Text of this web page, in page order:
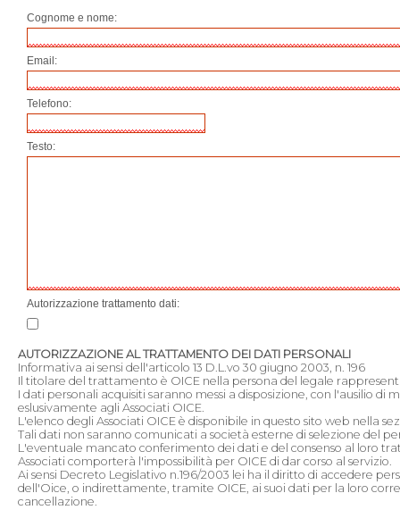
Cognome e nome:
Email:
Telefono:
Testo:
Autorizzazione trattamento dati:
AUTORIZZAZIONE AL TRATTAMENTO DEI DATI PERSONALI
Informativa ai sensi dell'articolo 13 D.L.vo 30 giugno 2003, n. 196
Il titolare del trattamento è OICE nella persona del legale
I dati personali acquisiti saranno messi a disposizione, con l'ausilio
eslusivamente agli Associati OICE.
L'elenco degli Associati OICE è disponibile in questo sito web nella
Tali dati non saranno comunicati a società esterne di selezione del
L'eventuale mancato conferimento dei dati e del consenso al loro
Associati comporterà l'impossibilità per OICE di dar corso al servizio.
Ai sensi Decreto Legislativo n.196/2003 lei ha il diritto di accedere
dell'Oice, o indirettamente, tramite OICE, ai suoi dati per la loro
cancellazione.